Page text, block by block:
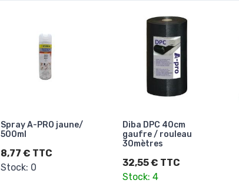
Spray A-PRO jaune/
500ml
8,77 € TTC
Stock: 0
Diba DPC 40cm
gaufre / rouleau
30mètres
32,55 € TTC
Stock: 4